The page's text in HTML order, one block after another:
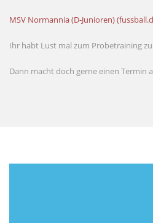
MSV Normannia (D-Junioren)
Ihr habt Lust mal zum Probetraining
Dann macht doch gerne einen Termin